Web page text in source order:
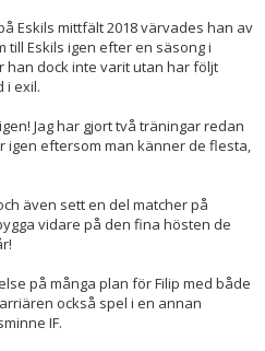
Eskils mittfält 2018 värvades han av
till Eskils igen efter en säsong i
han dock inte varit utan har följt
i exil.
Jag har gjort två träningar redan
igen eftersom man känner de flesta,
även sett en del matcher på
vidare på den fina hösten de
på många plan för Filip med både
också spel i en annan
IF.